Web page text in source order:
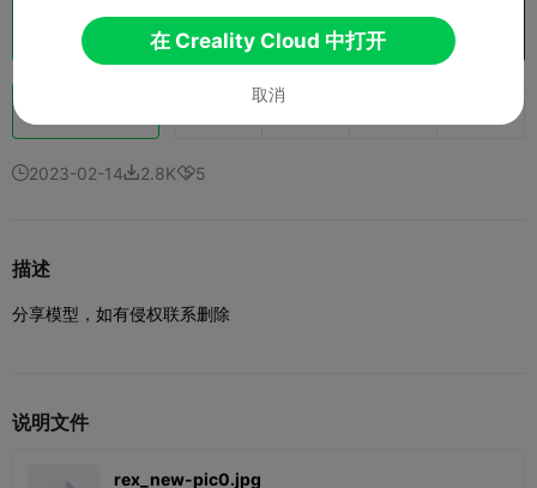
切片 在 Creality Cloud 中打开
2023-02-142.8K5
描述
分享模型，如有侵权联系删除
说明文件
rex_new-pic0.jpg
在 Creality Cloud 中打开
取消